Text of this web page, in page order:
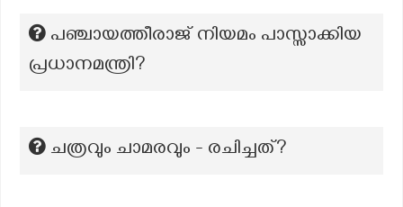
പഞ്ചായത്തീരാജ് നിയമം പാസ്സാക്കിയ
പ്രധാനമന്ത്രി?
ചത്രവും ചാമരവും - രചിച്ചത്?